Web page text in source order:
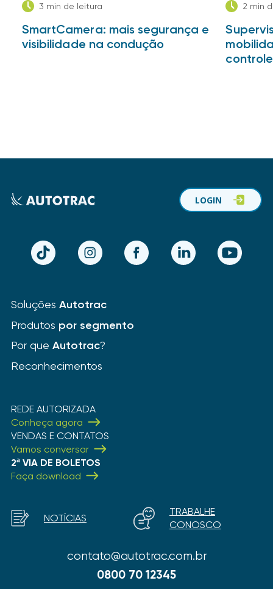
3 min de leitura
SmartCamera: mais segurança e
visibilidade na condução
2 min
TikTok Instagram Facebook LinkedIn YouTube
LOGIN
Soluções Autotrac
Produtos por segmento
Por que Autotrac?
Reconhecimentos
REDE AUTORIZADA
Conheça agora
VENDAS E CONTATOS
Vamos conversar
2ª VIA DE BOLETOS
Faça download
contato@autotrac.com.br
0800 70 12345
NOTÍCIAS
TRABALHE
CONOSCO